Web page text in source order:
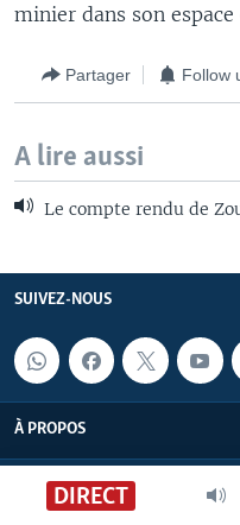
DIRECT
minier dans son
Partager Follow
A lire aussi
Le compte rendu de
SUIVEZ-NOUS
À PROPOS